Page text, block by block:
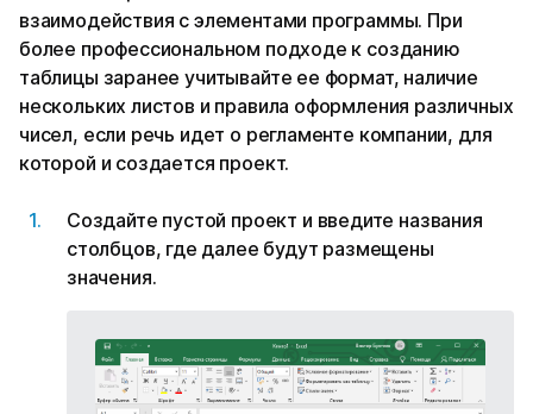
взаимодействия с элементами программы. При
более профессиональном подходе к созданию
таблицы заранее учитывайте ее формат, наличие
нескольких листов и правила оформления различных
чисел, если речь идет о регламенте компании, для
которой и создается проект.
Создайте пустой проект и введите названия
столбцов, где далее будут размещены
значения.